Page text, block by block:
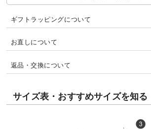
ギフトラッピングについて
お直しについて
返品・交換について
サイズ表・おすすめサイズを知る